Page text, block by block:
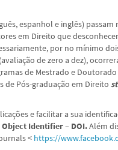
espanhol e inglês) passam
em Direito que
por no mínimo
de zero a dez),
de Mestrado e
de Pós-graduação em Direito
e facilitar a sua
Identifier – DOI.Além
< https://